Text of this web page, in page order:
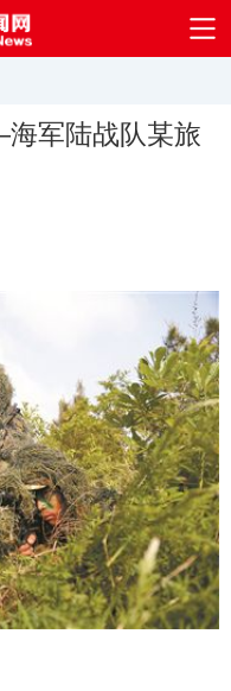
军陆战队某旅